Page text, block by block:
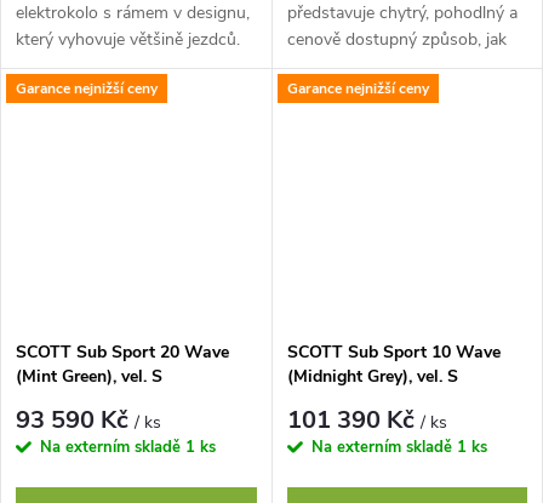
elektrokolo s rámem v designu,
který vyhovuje většině jezdců.
Díky konstrukci s nízkým
nástupem, výkonnému motoru
představuje chytrý, pohodlný a
cenově dostupný způsob, jak
uchopit dopravu po městě.
Rám s nízkým nástupem
Garance nejnižší ceny
SCOTT Sub Sport 20 Wave
(Mint Green), vel. S
93 590 Kč/ ks
Na externím skladě 1 ks
Garance nejnižší ceny
SCOTT Sub Sport 10 Wave
(Midnight Grey), vel. S
101 390 Kč/ ks
Na externím skladě 1 ks